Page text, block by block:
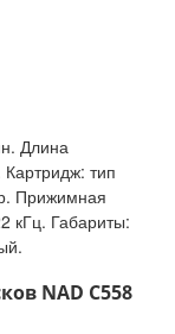
Длина
тип
Прижимная
кГц. Габариты:
NAD C558